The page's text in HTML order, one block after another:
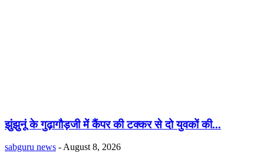
झुंझुनूं के गुढ़ागौड़जी में कैंपर की टक्कर से दो युवकों की...
sabguru news - August 8, 2026